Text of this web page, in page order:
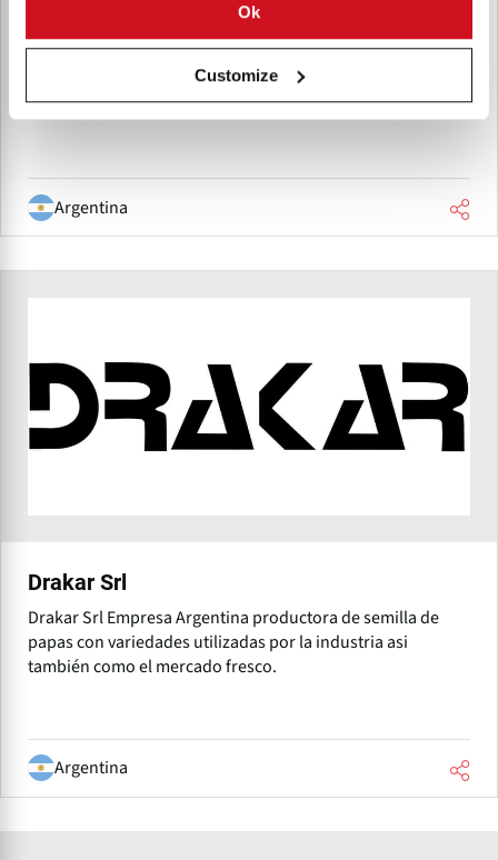
Ok
Customize
Antonio Cardoso e Hijos S.A. is an agricultural company
specializing in the cultivation and supply of potatoes,
minitubers, and certified seed potatoes for commercial
farming and processing industries.
Argentina
Drakar Srl
Drakar Srl Empresa Argentina productora de semilla de
papas con variedades utilizadas por la industria asi
también como el mercado fresco.
Argentina